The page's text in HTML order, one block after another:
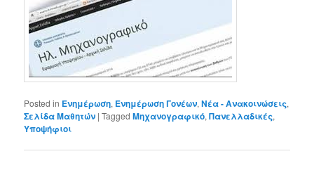
Posted in Ενημέρωση, Ενημέρωση Γονέων,Νέα - Ανακοινώσεις,
Σελίδα Μαθητών |Tagged Μηχανογραφικό,Πανελλαδικές,
Υποψήφιοι